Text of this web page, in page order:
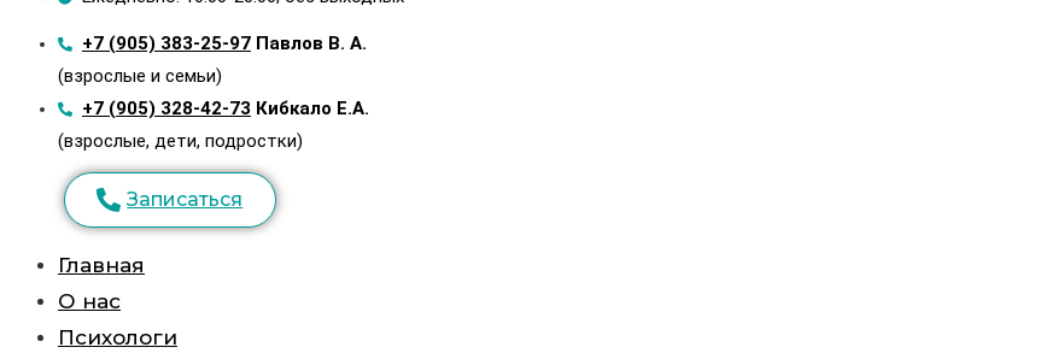
+7 (905) 383-25-97 Павлов В. А.
(взрослые и семьи)
+7 (905) 328-42-73 Кибкало Е.А.
(взрослые, дети, подростки)
Записаться
Главная
О нас
Психологи